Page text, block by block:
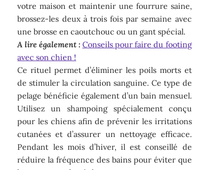
votre maison et maintenir une fourrure saine,
brossez-les deux à trois fois par semaine avec
une brosse en caoutchouc ou un gant spécial.
A lire également : Conseils pour faire du footing
avec son chien !
Ce rituel permet d’éliminer les poils morts et
de stimuler la circulation sanguine. Ce type de
pelage bénéficie également d’un bain mensuel.
Utilisez un shampoing spécialement conçu
pour les chiens afin de prévenir les irritations
cutanées et d’assurer un nettoyage efficace.
Pendant les mois d’hiver, il est conseillé de
réduire la fréquence des bains pour éviter que